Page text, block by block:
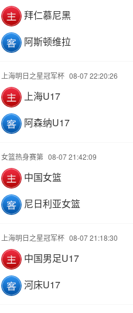
拜仁慕尼黑
阿斯顿维拉
上海明日之星冠军杯 08-07 22:20:26
上海U17
阿森纳U17
女篮热身赛第 08-07 21:42:09
中国女篮
尼日利亚女篮
上海明日之星冠军杯 08-07 21:18:30
中国男足U17
河床U17